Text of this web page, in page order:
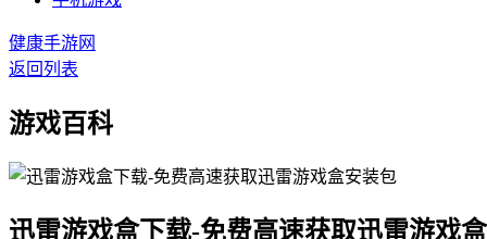
健康手游网
返回列表
游戏百科
迅雷游戏盒下载-免费高速获取迅雷游戏